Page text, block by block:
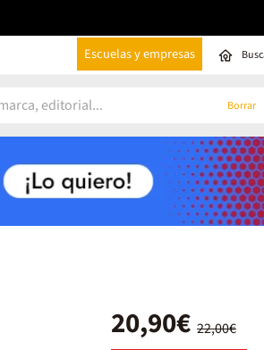
Escuelas y empresas
Borrar
22,00€
20,90€